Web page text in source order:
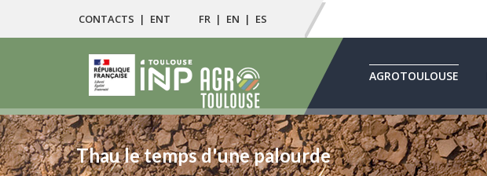
CONTACTS | ENT FR | EN | ES
AGROTOULOUSE
Thau le temps d'une palourde